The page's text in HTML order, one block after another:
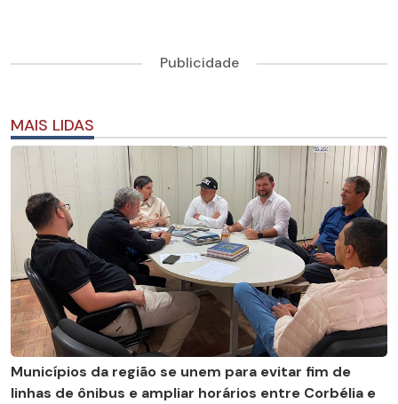
Publicidade
MAIS LIDAS
Municípios da região se unem para evitar fim de
linhas de ônibus e ampliar horários entre Corbélia e